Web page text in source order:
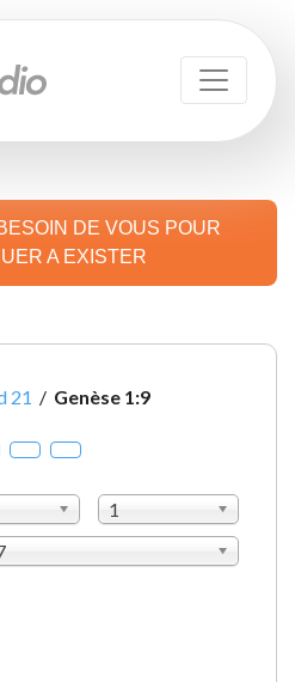
DE VOUS POUR
A EXISTER
21 / Genèse 1:9
1